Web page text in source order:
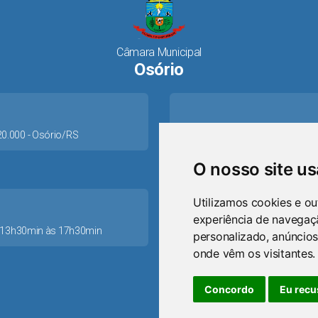
O nosso site
Utilizamos cookies e
experiência de
personalizado,
onde vêm os visitantes.
Concordo Eu
Câmara Municipal
Osório
- Osório/RS
às 17h30min